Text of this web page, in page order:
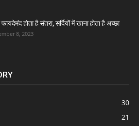
होता है संतरा, सर्दियों में खाना होता है अच्छा
8, 2023
30
21